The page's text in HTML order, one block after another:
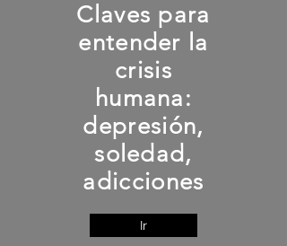
Claves para
entender la
crisis
humana:
depresión,
soledad,
adicciones
Ir